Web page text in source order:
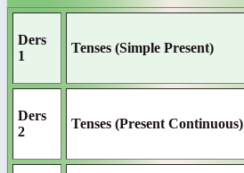
Ders
1
Tenses (Simple Present)
Ders
2
Tenses (Present Continuous)